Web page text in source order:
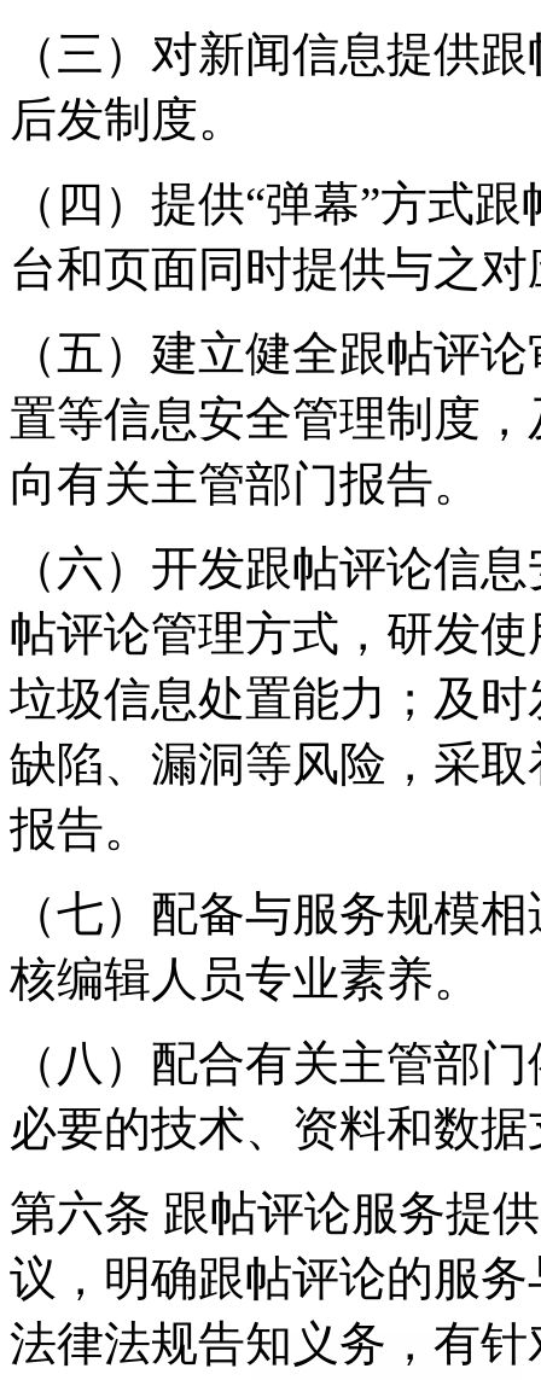
（三）对新闻信息提供
后发制度。
（四）提供“弹幕”方式
台和页面同时提供与之
（五）建立健全跟帖评
置等信息安全管理制度
向有关主管部门报告。
（六）开发跟帖评论信
帖评论管理方式，研发
垃圾信息处置能力；及
缺陷、漏洞等风险，采
报告。
（七）配备与服务规模
核编辑人员专业素养。
（八）配合有关主管部
必要的技术、资料和数
第六条 跟帖评论服务提
议，明确跟帖评论的服
法律法规告知义务，有